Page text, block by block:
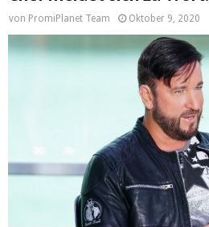
von PromiPlanet Team Oktober 9, 2020